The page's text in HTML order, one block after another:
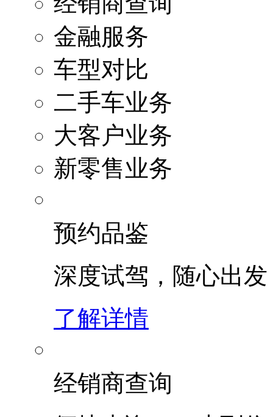
金融服务
车型对比
二手车业务
大客户业务
新零售业务
预约品鉴
深度试驾，随心出发
了解详情
经销商查询